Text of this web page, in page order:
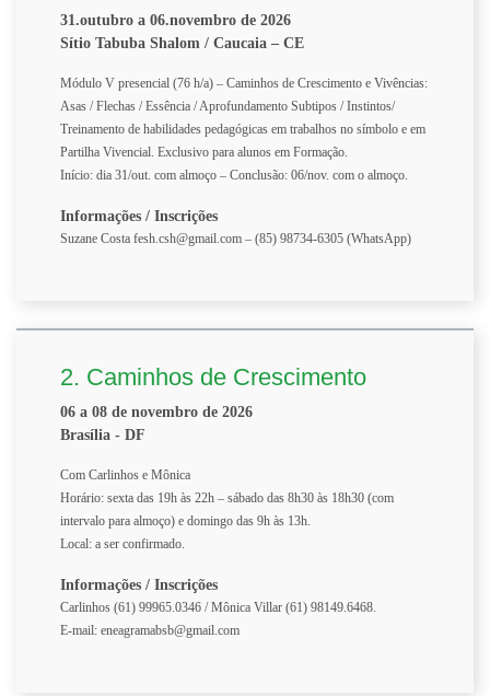
31.outubro a 06.novembro de 2026
Sítio Tabuba Shalom / Caucaia – CE
Módulo V presencial (76 h/a) – Caminhos de Crescimento e Vivências:
Asas / Flechas / Essência / Aprofundamento Subtipos / Instintos/
Treinamento de habilidades pedagógicas em trabalhos no símbolo e em
Partilha Vivencial. Exclusivo para alunos em Formação.
Início: dia 31/out. com almoço – Conclusão: 06/nov. com o almoço.
Informações / Inscrições
Suzane Costa fesh.csh@gmail.com – (85) 98734-6305 (WhatsApp)
2. Caminhos de Crescimento
06 a 08 de novembro de 2026
Brasília - DF
Com Carlinhos e Mônica
Horário: sexta das 19h às 22h – sábado das 8h30 às 18h30 (com
intervalo para almoço) e domingo das 9h às 13h.
Local: a ser confirmado.
Informações / Inscrições
Carlinhos (61) 99965.0346 / Mônica Villar (61) 98149.6468.
E-mail: eneagramabsb@gmail.com